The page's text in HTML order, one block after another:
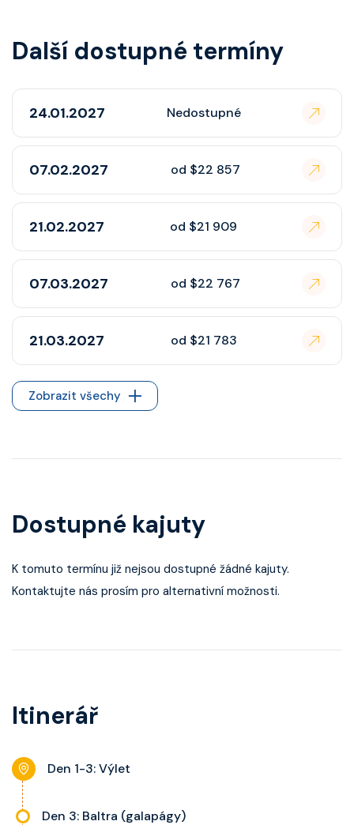
Další dostupné termíny
24.01.2027 Nedostupné
07.02.2027 od $22 857
21.02.2027 od $21 909
07.03.2027 od $22 767
21.03.2027 od $21 783
Zobrazit všechy
Dostupné kajuty
K tomuto termínu již nejsou dostupné žádné kajuty.
Kontaktujte nás prosím pro alternativní možnosti.
Itinerář
Den 1-3: Výlet
Den 3: Baltra (galapágy)